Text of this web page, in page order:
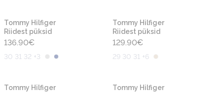
Tommy Hilfiger
Riidest püksid
136.90€
30 31 32 +3
Tommy Hilfiger
Riidest püksid
129.90€
29 30 31 +6
Tommy Hilfiger
Tommy Hilfiger